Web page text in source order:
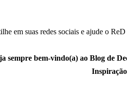
em suas redes sociais e ajude o
sempre bem-vindo(a) ao Blog de